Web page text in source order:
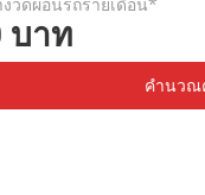
บาท
คำนวณ